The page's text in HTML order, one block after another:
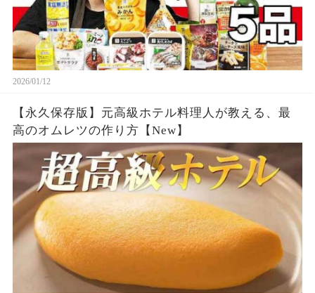
2026/01/12
【永久保存版】元高級ホテル料理人が教える、最
高のオムレツの作り方【New】